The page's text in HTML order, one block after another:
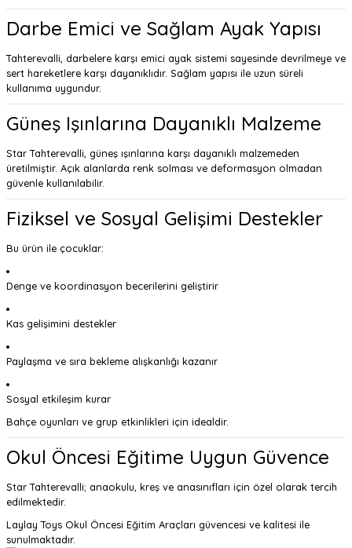
Darbe Emici ve Sağlam Ayak Yapısı
Tahterevalli, darbelere karşı emici ayak sistemi sayesinde devrilmeye ve
sert hareketlere karşı dayanıklıdır. Sağlam yapısı ile uzun süreli
kullanıma uygundur.
Güneş Işınlarına Dayanıklı Malzeme
Star Tahterevalli, güneş ışınlarına karşı dayanıklı malzemeden
üretilmiştir. Açık alanlarda renk solması ve deformasyon olmadan
güvenle kullanılabilir.
Fiziksel ve Sosyal Gelişimi Destekler
Bu ürün ile çocuklar:
Denge ve koordinasyon becerilerini geliştirir
Kas gelişimini destekler
Paylaşma ve sıra bekleme alışkanlığı kazanır
Sosyal etkileşim kurar
Bahçe oyunları ve grup etkinlikleri için idealdir.
Okul Öncesi Eğitime Uygun Güvence
Star Tahterevalli; anaokulu, kreş ve anasınıfları için özel olarak tercih
edilmektedir.
Laylay Toys Okul Öncesi Eğitim Araçları güvencesi ve kalitesi ile
sunulmaktadır.